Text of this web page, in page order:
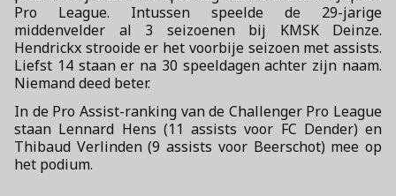
Pro League. Intussen speelde de 29-jarige
middenvelder al 3 seizoenen bij KMSK Deinze.
Hendrickx strooide er het voorbije seizoen met assists.
Liefst 14 staan er na 30 speeldagen achter zijn naam.
Niemand deed beter.
In de Pro Assist-ranking van de Challenger Pro League
staan Lennard Hens (11 assists voor FC Dender) en
Thibaud Verlinden (9 assists voor Beerschot) mee op
het podium.